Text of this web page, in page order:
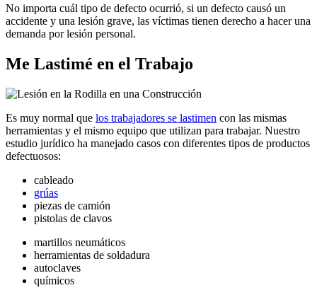
No importa cuál tipo de defecto ocurrió, si un defecto causó un
accidente y una lesión grave, las víctimas tienen derecho a hacer una
demanda por lesión personal.
Me Lastimé en el Trabajo
Es muy normal que los trabajadores se lastimen con las mismas
herramientas y el mismo equipo que utilizan para trabajar. Nuestro
estudio jurídico ha manejado casos con diferentes tipos de productos
defectuosos:
cableado
grúas
piezas de camión
pistolas de clavos
martillos neumáticos
herramientas de soldadura
autoclaves
químicos